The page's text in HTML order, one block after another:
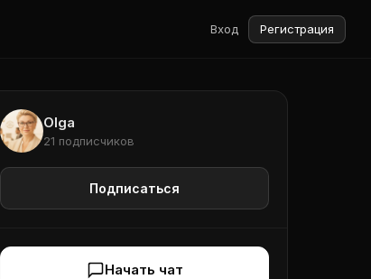
Вход Регистрация
Olga
21 подписчиков
Подписаться
Начать чат